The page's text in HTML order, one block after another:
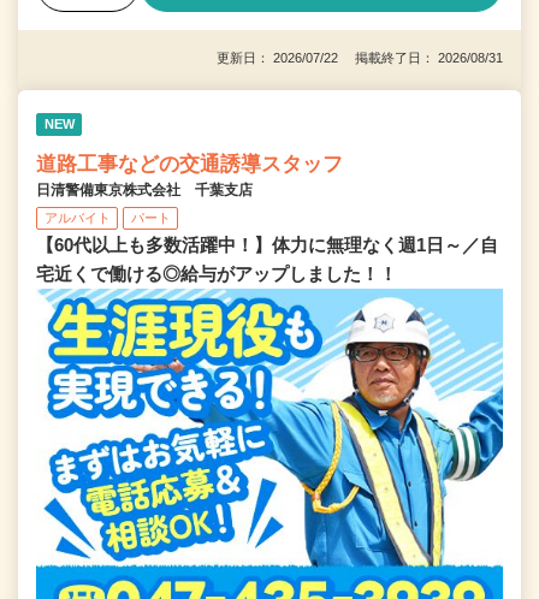
更新日： 2026/07/22 掲載終了日： 2026/08/31
NEW
道路工事などの交通誘導スタッフ
日清警備東京株式会社 千葉支店
アルバイト パート
【60代以上も多数活躍中！】体力に無理なく週1日～／自
宅近くで働ける◎給与がアップしました！！